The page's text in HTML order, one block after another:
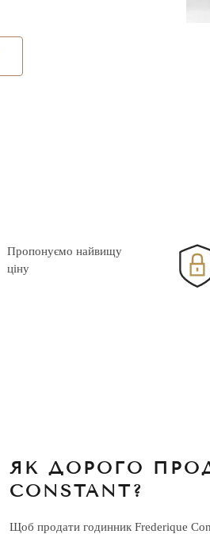
Пропонуємо найвищу
ціну
ЯК ДОРОГО
CONSTANT?
Щоб продати годинник Frederique